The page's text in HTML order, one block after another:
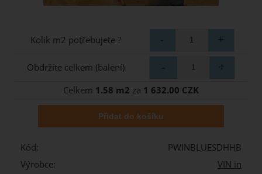
Kolik m2 potřebujete ?
Obdržíte celkem (balení)
Celkem 1.58 m2 za 1 632.00 CZK
Kód:
PWINBLUESDHHB
Výrobce:
VIN in